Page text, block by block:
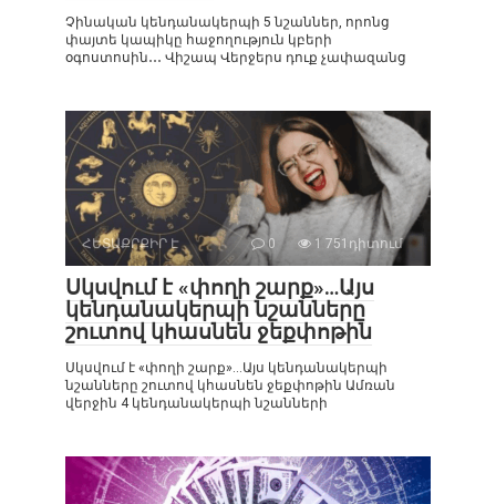
Չինական կենդանակերպի 5 նշաններ, որոնց
փայտե կապիկը հաջողություն կբերի
օգոստոսին․․․ Վիշապ Վերջերս դուք չափազանց
ՀԵՏԱՔՐՔԻՐ Է 0 1 751դիտում
Սկսվում է «փողի շարք»…Այս
կենդանակերպի նշանները
շուտով կհասնեն ջեքփոթին
Սկսվում է «փողի շարք»…Այս կենդանակերպի
նշանները շուտով կհասնեն ջեքփոթին Ամռան
վերջին 4 կենդանակերպի նշանների